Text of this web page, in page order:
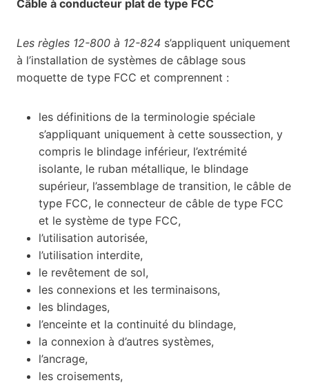
Câble à conducteur plat de type FCC
Les règles 12-800 à 12-824 s’appliquent uniquement
à l’installation de systèmes de câblage sous
moquette de type FCC et comprennent :
les définitions de la terminologie spéciale
s’appliquant uniquement à cette soussection, y
compris le blindage inférieur, l’extrémité
isolante, le ruban métallique, le blindage
supérieur, l’assemblage de transition, le câble de
type FCC, le connecteur de câble de type FCC
et le système de type FCC,
l’utilisation autorisée,
l’utilisation interdite,
le revêtement de sol,
les connexions et les terminaisons,
les blindages,
l’enceinte et la continuité du blindage,
la connexion à d’autres systèmes,
l’ancrage,
les croisements,